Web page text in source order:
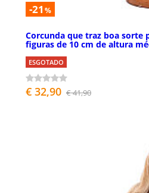
-21 %
Corcunda que traz boa sorte
figuras de 10 cm de altura
ESGOTADO
€ 32,90 € 41,90